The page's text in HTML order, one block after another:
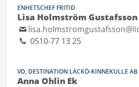
ENHETSCHEF FRITID
Lisa Holmström Gustafsson
0510-77 13 25
VD, DESTINATION LÄCKÖ-KINNEKULLE AB
Anna Ohlin Ek